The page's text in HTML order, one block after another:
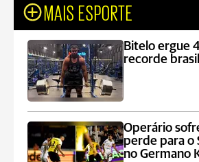
MAIS ESPORTE
Bitelo ergue
recorde
Operário
perde para o
no Germano